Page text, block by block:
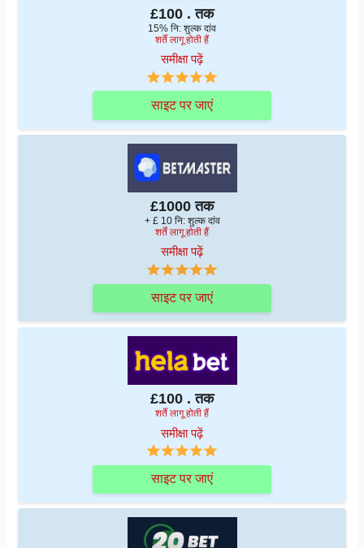
£100 . तक
15% नि: शुल्क दांव
शर्तें लागू होती हैं
समीक्षा पढ़ें
साइट पर जाएं
£1000 तक
+ £ 10 नि: शुल्क दांव
शर्तें लागू होती हैं
समीक्षा पढ़ें
साइट पर जाएं
£100 . तक
शर्तें लागू होती हैं
समीक्षा पढ़ें
साइट पर जाएं